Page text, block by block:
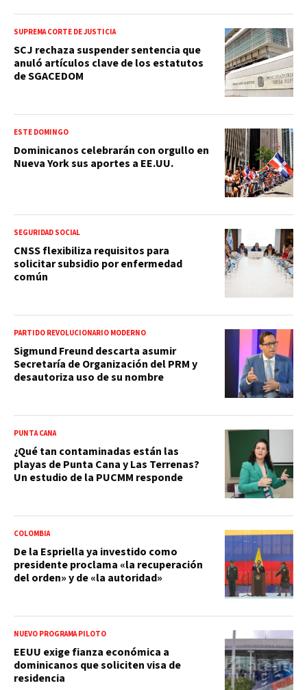
SUPREMA CORTE DE JUSTICIA
SCJ rechaza suspender sentencia que
anuló artículos clave de los estatutos
de SGACEDOM
ESTE DOMINGO
Dominicanos celebrarán con orgullo en
Nueva York sus aportes a EE.UU.
SEGURIDAD SOCIAL
CNSS flexibiliza requisitos para
solicitar subsidio por enfermedad
común
PARTIDO REVOLUCIONARIO MODERNO
Sigmund Freund descarta asumir
Secretaría de Organización del PRM y
desautoriza uso de su nombre
PUNTA CANA
¿Qué tan contaminadas están las
playas de Punta Cana y Las Terrenas?
Un estudio de la PUCMM responde
COLOMBIA
De la Espriella ya investido como
presidente proclama «la recuperación
del orden» y de «la autoridad»
NUEVO PROGRAMA PILOTO
EEUU exige fianza económica a
dominicanos que soliciten visa de
residencia